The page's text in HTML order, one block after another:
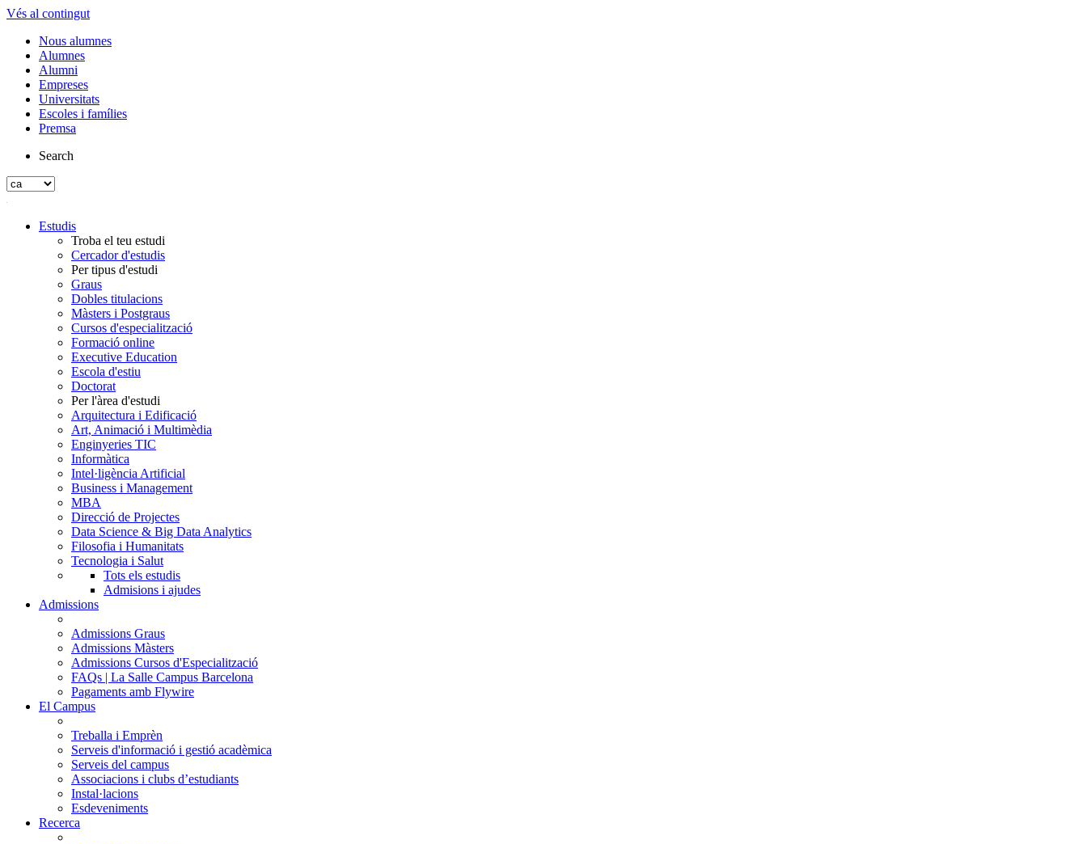
Vés al contingut
Nous alumnes
Alumnes
Alumni
Empreses
Universitats
Escoles i famílies
Premsa
Search
Estudis
Troba el teu estudi
Cercador d'estudis
Per tipus d'estudi
Graus
Dobles titulacions
Màsters i Postgraus
Cursos d'especialització
Formació online
Executive Education
Escola d'estiu
Doctorat
Per l'àrea d'estudi
Arquitectura i Edificació
Art, Animació i Multimèdia
Enginyeries TIC
Informàtica
Intel·ligència Artificial
Business i Management
MBA
Direcció de Projectes
Data Science & Big Data Analytics
Filosofia i Humanitats
Tecnologia i Salut
Tots els estudis
Admisions i ajudes
Admissions
Admissions Graus
Admissions Màsters
Admissions Cursos d'Especialització
FAQs | La Salle Campus Barcelona
Pagaments amb Flywire
El Campus
Treballa i Emprèn
Serveis d'informació i gestió acadèmica
Serveis del campus
Associacions i clubs d’estudiants
Instal·lacions
Esdeveniments
Recerca